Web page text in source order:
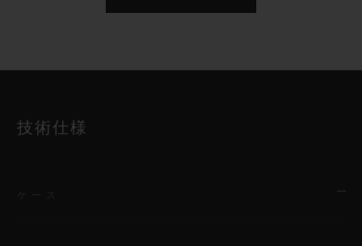
技術仕様